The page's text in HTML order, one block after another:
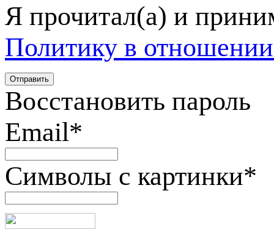
Я прочитал(а) и
Политику в
Восстановить пароль
Email*
Символы с картинки*